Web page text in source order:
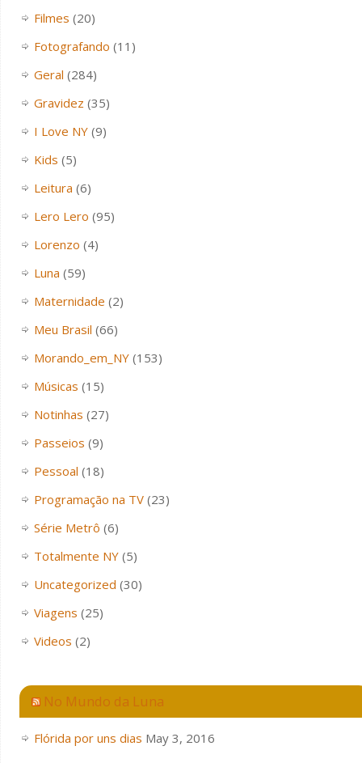
Filmes (20)
Fotografando (11)
Geral (284)
Gravidez (35)
I Love NY(9)
Kids (5)
Leitura (6)
Lero Lero (95)
Lorenzo (4)
Luna (59)
Maternidade (2)
Meu Brasil (66)
Morando_em_NY(153)
Músicas (15)
Notinhas (27)
Passeios (9)
Pessoal (18)
Programação na TV(23)
Série Metrô (6)
Totalmente NY(5)
Uncategorized (30)
Viagens (25)
Videos (2)
No Mundo da Luna
Flórida por uns dias May 3, 2016